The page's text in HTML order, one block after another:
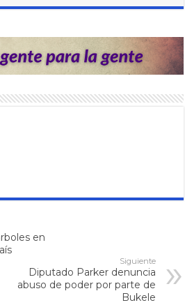
en
Siguiente
Diputado Parker denuncia
abuso de poder por parte de
Bukele